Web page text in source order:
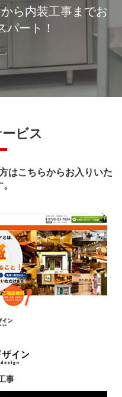
ら内装工事までお
パート！
ビス
はこちらからお入りいた
事